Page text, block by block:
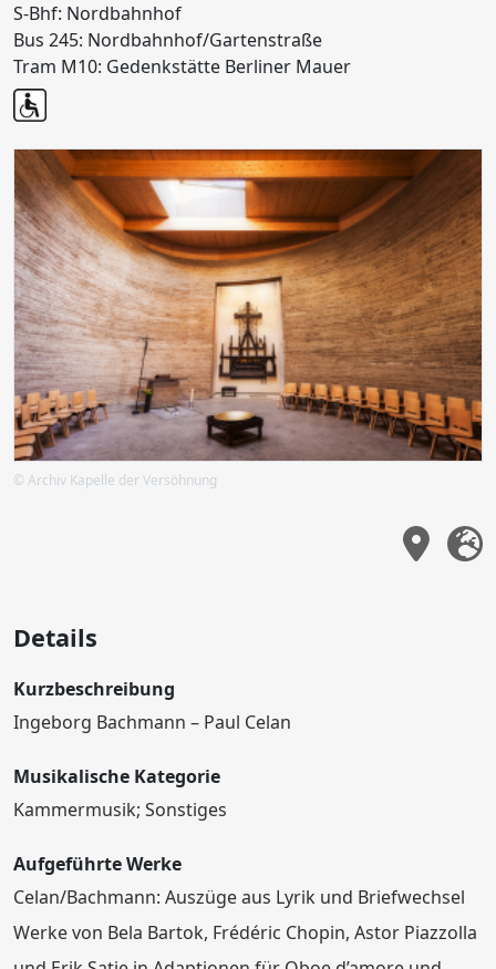
S-Bhf: Nordbahnhof
Bus 245: Nordbahnhof/Gartenstraße
Tram M10: Gedenkstätte Berliner Mauer
© Archiv Kapelle der Versöhnung
Details
Kurzbeschreibung
Ingeborg Bachmann – Paul Celan
Musikalische Kategorie
Kammermusik; Sonstiges
Aufgeführte Werke
Celan/Bachmann: Auszüge aus Lyrik und Briefwechsel
Werke von Bela Bartok, Frédéric Chopin, Astor Piazzolla